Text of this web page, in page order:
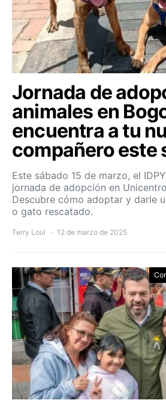
Jornada de
animales en
encuentra a tu
compañero este
Este sábado 15 de marzo, el
jornada de adopción en
Descubre cómo adoptar y darle
o gato rescatado.
Terry Loui 12 de marzo de 2025